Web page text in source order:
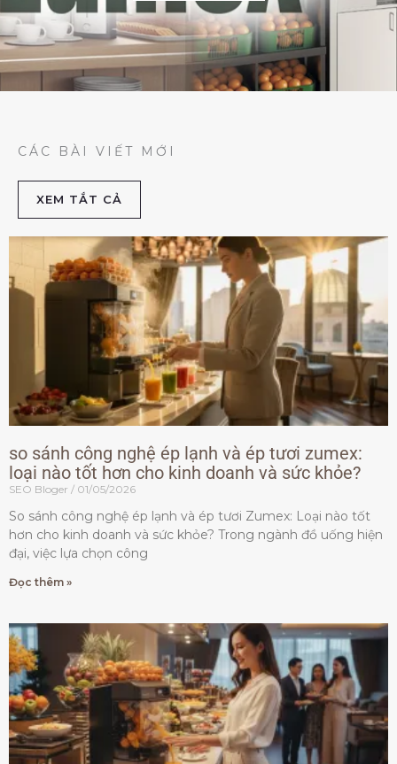
CÁC BÀI VIẾT MỚI
XEM TẮT CẢ
so sánh công nghệ ép lạnh và ép tươi zumex:
loại nào tốt hơn cho kinh doanh và sức khỏe?
SEO Bloger 01/05/2026
So sánh công nghệ ép lạnh và ép tươi Zumex: Loại nào tốt
hơn cho kinh doanh và sức khỏe? Trong ngành đồ uống hiện
đại, việc lựa chọn công
Đọc thêm »